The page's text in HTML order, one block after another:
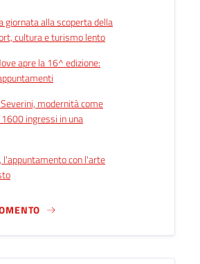
giornata alla scoperta della
cultura e turismo lento
apre la 16^ edizione:
modernità come
ingressi in una
l'appuntamento con l'arte